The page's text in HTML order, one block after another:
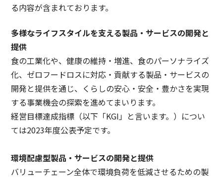
る内容が含まれております。
多様なライフスタイルを支える製品・サービスの開発と
提供
食の工業化や、健康の維持・増進、食のパーソナライズ
化、ゼロフードロスに対応・貢献する製品・サービスの
開発と提供を通じ、くらしの安心・安全・豊かさを実現
する事業機会の探索を進めてまいります。
経営目標達成指標（以下「KGI」と言います。）につい
ては2023年度公表予定です。
環境配慮型製品・サービスの開発と提供
バリューチェーン全体で環境負荷を低減させるための製